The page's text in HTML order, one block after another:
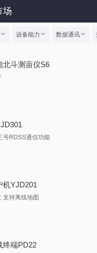
场
设备能力 数据通讯
北斗测亩仪S6
号RDSS通信功能
机YJD201
支持离线地图
终端PD22